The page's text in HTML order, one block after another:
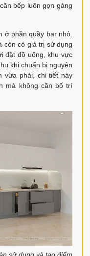
bếp luôn gọn gàng
ở phần quầy bar nhỏ.
còn có giá trị sử dụng
đặt đồ uống, khu vực
khi chuẩn bị nguyên
vừa phải, chi tiết này
mà không cần bố trí